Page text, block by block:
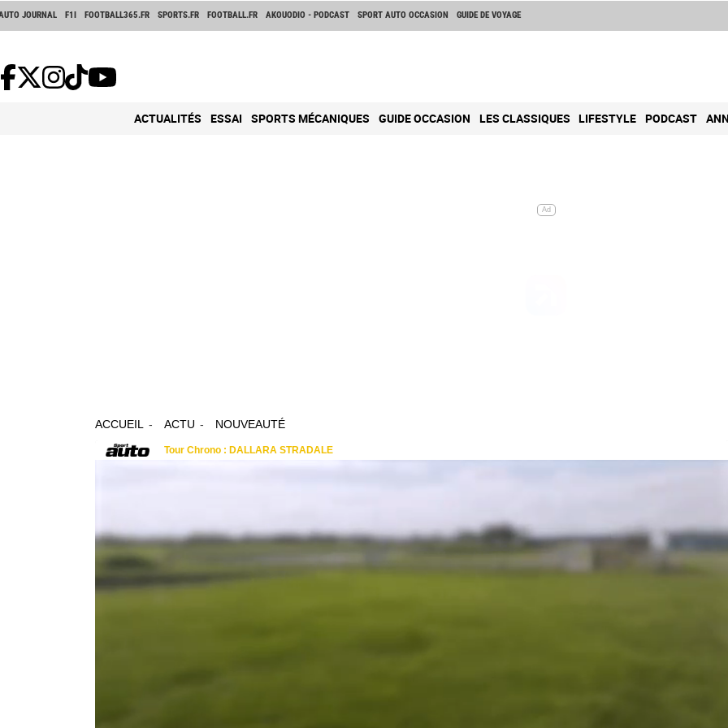
JOURNAL F1I FOOTBALL365.FR SPORTS.FR FOOTBALL.FR AKOUODIO - PODCAST SPORT AUTO OCCASION GUIDE DE VOYAGE
ACTUALITÉS ESSAI SPORTS MÉCANIQUES GUIDE OCCASION LES CLASSIQUES LIFESTYLE PODCAST
Ad
ACCUEIL ACTU NOUVEAUTÉ